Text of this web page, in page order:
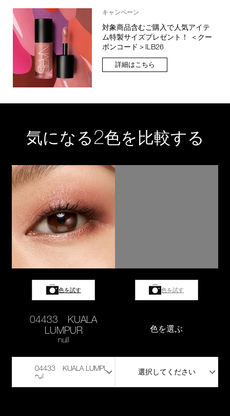
キャンペーン
対象商品含むご購入で人気アイテ
ム特製サイズプレゼント！ ＜クー
ポンコード＞ILB26
詳細はこちら
気になる2色を比較する
色を試す
04433 KUALA
LUMPUR
null
04433 KUALA LUMPUR
null
色を試す
色を選ぶ
選択してください